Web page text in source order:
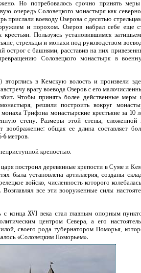
Но потребовалось срочно принять
очередь Соловецкого монастыря как
прислали воеводу Озерова с десятью
и порохом. Озеров набрал себе еще
крестьян. Пользуясь установившимся
стрельцы и монахи под руководством
острог с башнями, расставив на них
Соловецкого монастыря в
в Кемскую волость и произвели
врагу воевода Озеров с его
Чтобы принять более действенные меры
решили построить вокруг
Трифона монастырские крестьяне за 10
стену. Размеры этой стены, сложенной
общая ее длина составляет
6 метров.
крепостью.
построил деревянные крепости в Суме и
была установлена артиллерия, созданы
войско, численность которого
все эти вооруженные силы
конца XVI века стал главным опорным
центром Севера, а его
своего рода губернатором Поморья,
«Соловецким Поморьем».